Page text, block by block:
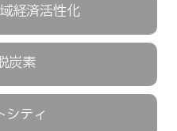
経済活性化
炭素
シティ